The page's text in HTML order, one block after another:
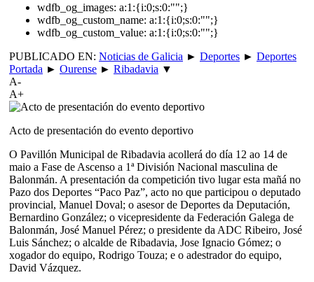
wdfb_og_images: a:1:{i:0;s:0:"";}
wdfb_og_custom_name: a:1:{i:0;s:0:"";}
wdfb_og_custom_value: a:1:{i:0;s:0:"";}
PUBLICADO EN: Noticias de Galicia ► Deportes ► Deportes
Portada ► Ourense ► Ribadavia ▼
A-
A+
Acto de presentación do evento deportivo
O Pavillón Municipal de Ribadavia acollerá do día 12 ao 14 de
maio a Fase de Ascenso a 1ª División Nacional masculina de
Balonmán. A presentación da competición tivo lugar esta mañá no
Pazo dos Deportes “Paco Paz”, acto no que participou o deputado
provincial, Manuel Doval; o asesor de Deportes da Deputación,
Bernardino González; o vicepresidente da Federación Galega de
Balonmán, José Manuel Pérez; o presidente da ADC Ribeiro, José
Luis Sánchez; o alcalde de Ribadavia, Jose Ignacio Gómez; o
xogador do equipo, Rodrigo Touza; e o adestrador do equipo,
David Vázquez.